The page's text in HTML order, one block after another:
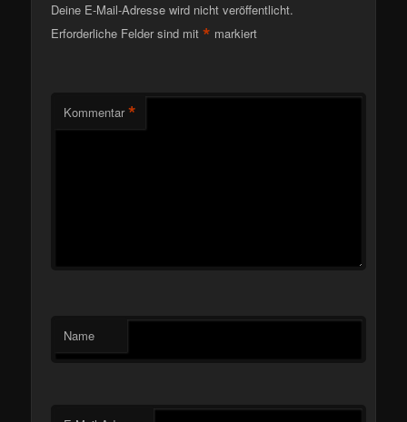
Deine E-Mail-Adresse wird nicht veröffentlicht.
Erforderliche Felder sind mit* markiert
Kommentar *
Name